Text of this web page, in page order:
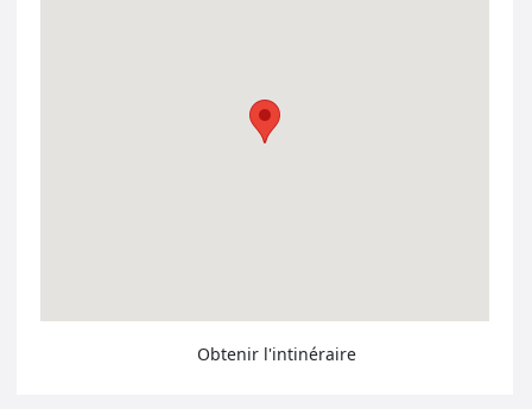
Obtenir l'intinéraire